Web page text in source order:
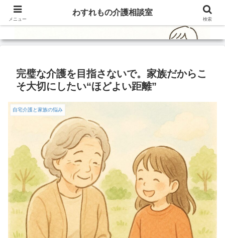
完璧な介護を目指さないで。家族だからこ
そ大切にしたい“ほどよい距離”
自宅介護と家族の悩み
メニュー
わすれもの介護相談室
検索